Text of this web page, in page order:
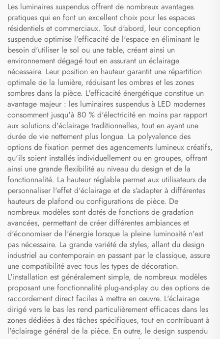
Les luminaires suspendus offrent de nombreux avantages
pratiques qui en font un excellent choix pour les espaces
résidentiels et commerciaux. Tout d'abord, leur conception
suspendue optimise l'efficacité de l'espace en éliminant le
besoin d'utiliser le sol ou une table, créant ainsi un
environnement dégagé tout en assurant un éclairage
nécessaire. Leur position en hauteur garantit une répartition
optimale de la lumière, réduisant les ombres et les zones
sombres dans la pièce. L'efficacité énergétique constitue un
avantage majeur : les luminaires suspendus à LED modernes
consomment jusqu'à 80 % d'électricité en moins par rapport
aux solutions d'éclairage traditionnelles, tout en ayant une
durée de vie nettement plus longue. La polyvalence des
options de fixation permet des agencements lumineux créatifs,
qu'ils soient installés individuellement ou en groupes, offrant
ainsi une grande flexibilité au niveau du design et de la
fonctionnalité. La hauteur réglable permet aux utilisateurs de
personnaliser l'effet d'éclairage et de s'adapter à différentes
hauteurs de plafond ou configurations de pièce. De
nombreux modèles sont dotés de fonctions de gradation
avancées, permettant de créer différentes ambiances et
d'économiser de l'énergie lorsque la pleine luminosité n'est
pas nécessaire. La grande variété de styles, allant du design
industriel au contemporain en passant par le classique, assure
une compatibilité avec tous les types de décoration.
L'installation est généralement simple, de nombreux modèles
proposant une fonctionnalité plug-and-play ou des options de
raccordement direct faciles à mettre en œuvre. L'éclairage
dirigé vers le bas les rend particulièrement efficaces dans les
zones dédiées à des tâches spécifiques, tout en contribuant à
l'éclairage général de la pièce. En outre, le design suspendu